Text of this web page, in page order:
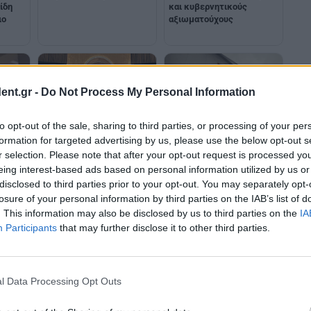
- Do Not Process My Personal Information
opt-out of the sale, sharing to third parties, or processing of your
for targeted advertising by us, please use the below opt-out
selection. Please note that after your opt-out request is processed
interest-based ads based on personal information utilized by us
to third parties prior to your opt-out. You may separately
of your personal information by third parties on the IAB’s list of
This information may also be disclosed by us to third parties on the
Participants that may further disclose it to other third parties.
Data Processing Opt Outs
και κυβερνητικούς
αξιωματούχους
του
ΟΗΕ: Στόχος της Ολγκίν
να επιτευχθούν
αποτελέσματα για το
Κυπριακό έως το τέλος
Ιουλίου
Κυπριακό: Η απεσταλμένη
Ολγκίν συνεχίζει τις
προσπάθειες εξεύρεσης
πεδίου συνεννόησης